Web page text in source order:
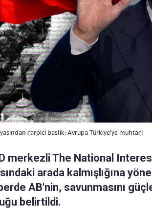
çarpici baslik: Avrupa Türkiye'ye muhtaç!
merkezli The National
arada kalmışlığına
AB'nin, savunmasını
belirtildi.